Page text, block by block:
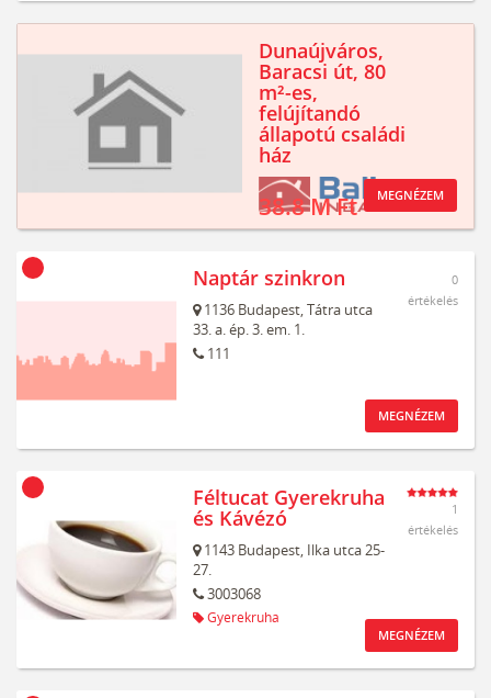
Dunaújváros,
Baracsi út, 80
m²-es,
felújítandó
állapotú családi
ház
38.8 M Ft MEGNÉZEM
Naptár szinkron
1136 Budapest,Tátra utca
33. a. ép. 3. em. 1.
111
0
értékelés
MEGNÉZEM
Féltucat Gyerekruha
és Kávézó
1143 Budapest, Ilka utca 25-
27.
3003068
Gyerekruha
1
értékelés
MEGNÉZEM